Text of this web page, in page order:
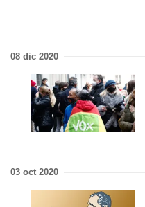
08 dic 2020
03 oct 2020